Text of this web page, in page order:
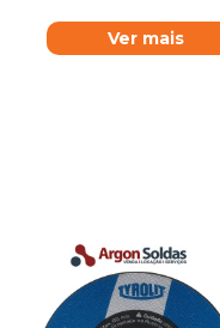
Ver mais